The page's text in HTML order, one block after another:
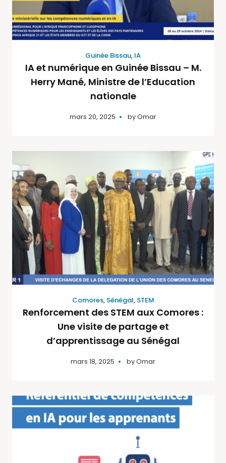
Guinée Bissau, IA
IA et numérique en Guinée Bissau – M.
Herry Mané, Ministre de l’Education
nationale
mars 20, 2025 byOmar
Comores, Sénégal, STEM
Renforcement des STEM aux Comores :
Une visite de partage et
d’apprentissage au Sénégal
mars 18, 2025 byOmar